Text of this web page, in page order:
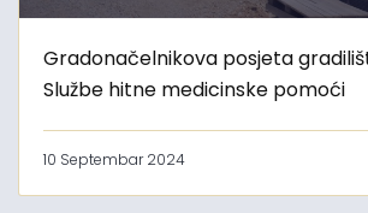
Gradonačelnikova posjeta
Službe hitne medicinske pomoći
10 Septembar 2024